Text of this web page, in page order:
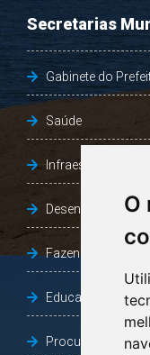
O
Secretarias
Gabinete do
Saúde
Infraestrutura,
Desenvolvimento
Fazenda e
Educação
Procuradoria